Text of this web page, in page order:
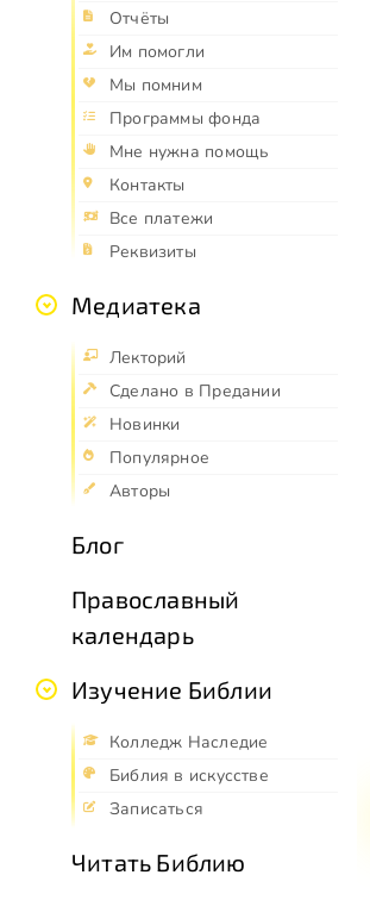
Отчёты
Им помогли
Мы помним
Программы фонда
Мне нужна помощь
Контакты
Все платежи
Реквизиты
Медиатека
Лекторий
Сделано в Предании
Новинки
Популярное
Авторы
Блог
Православный
календарь
Изучение Библии
Колледж Наследие
Библия в искусстве
Записаться
Читать Библию